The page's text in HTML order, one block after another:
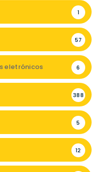
1
57
eletrónicos 6
388
5
12